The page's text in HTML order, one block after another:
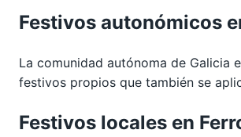
Festivos autonómicos
La comunidad autónoma de Galicia
festivos propios que también se
Festivos locales en